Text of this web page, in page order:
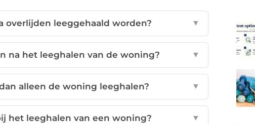
overlijden leeggehaald worden? ▼
na het leeghalen van de woning? ▼
alleen de woning leeghalen? ▼
het leeghalen van een woning? ▼